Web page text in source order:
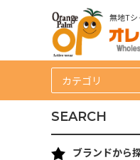
無地Tシ
SEARCH
ブランドから